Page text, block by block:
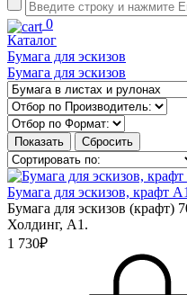
0
Каталог
Бумага для эскизов
Бумага для эскизов
Бумага для эскизов, крафт А1
Бумага для эскизов (крафт)
Холдинг, А1.
1 730₽